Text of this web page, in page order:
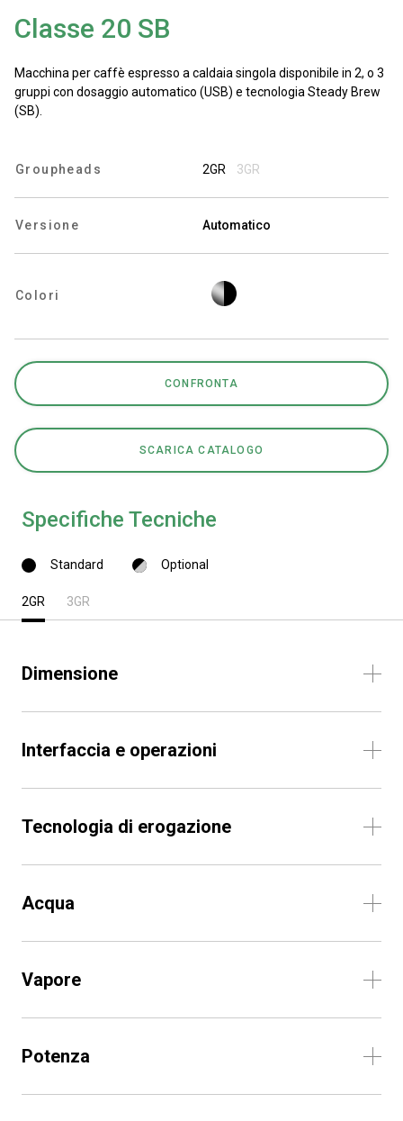
Classe 20 SB
Macchina per caffè espresso a caldaia singola disponibile in 2, o 3
gruppi con dosaggio automatico (USB) e tecnologia Steady Brew
(SB).
Groupheads 2GR 3GR
Versione Automatico
Colori
CONFRONTA
SCARICA CATALOGO
Specifiche Tecniche
Standard Optional
2GR 3GR
Dimensione
Interfaccia e operazioni
Tecnologia di erogazione
Acqua
Vapore
Potenza
Contattaci
Privacy Policy